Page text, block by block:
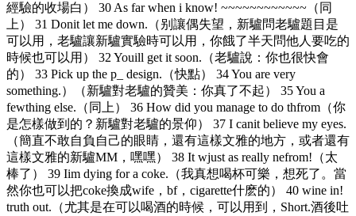
經驗的收場白） 30 As far when i know! ~~~~~~~~~~~~（同
上） 31 Donit let me down.（别讓偶失望，新驢問老驢題目是
可以用，老驢讓新驢實驗時可以用，你餓了半天問他人要吃的
時候也可以用） 32 Youill get it soon.（老驢說：你也很快會
的） 33 Pick up the p_ design.（快點） 34 You are very
something.）（新驢對老驢的贊美：你真了不起） 35 You a
fewthing else.（同上） 36 How did you manage to do thfrom（你
是怎樣做到的？新驢對老驢的景仰） 37 I canit believe my eyes.
（簡直不敢自負自己的眼睛，還有這樣文雅的地方，或者還有
這樣文雅的新驢MM，嘿嘿） 38 It wjust as really nefrom!（太
棒了） 39 Iim dying for a coke.（我真想喝杯可樂，想死了。當
然你也可以把coke換成wife，bf，cigarette什麽的） 40 wine in!
truth out.（尤其是在可以喝酒的時候，可以用到，Short.酒後吐